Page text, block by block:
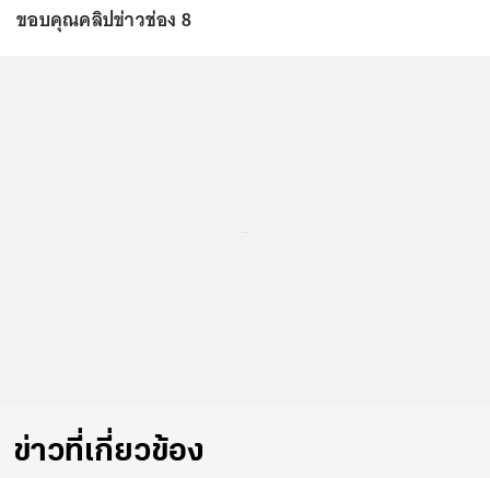
ขอบคุณคลิปข่าวช่อง 8
ข่าวที่เกี่ยวข้อง